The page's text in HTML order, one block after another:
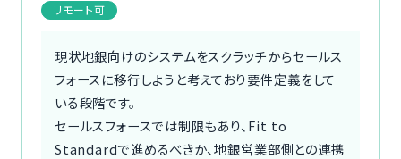
リモート可
現状地銀向けのシステムをスクラッチからセールス
フォースに移行しようと考えており要件定義をして
いる段階です。
セールスフォースでは制限もあり、Fit to
Standardで進めるべきか、地銀営業部側との連携